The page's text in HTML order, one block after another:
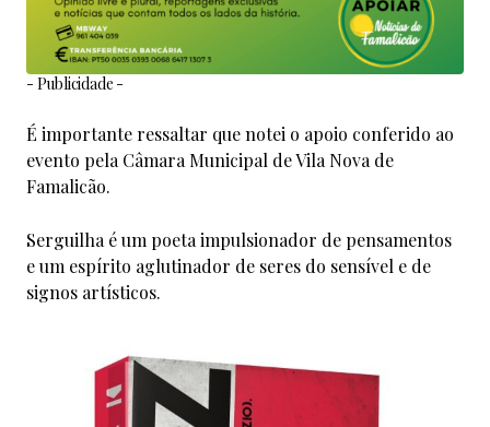
- Publicidade -
É importante ressaltar que notei o apoio conferido ao
evento pela Câmara Municipal de Vila Nova de
Famalicão.
Serguilha é um poeta impulsionador de pensamentos
e um espírito aglutinador de seres do sensível e de
signos artísticos.